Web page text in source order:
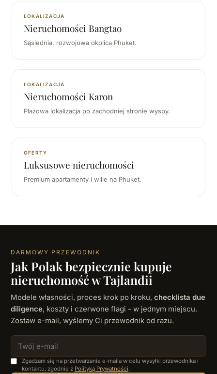
LOKALIZACJA
Nieruchomości Bangtao
Sąsiednia, rozwojowa okolica Phuket.
LOKALIZACJA
Nieruchomości Karon
Plażowa lokalizacja po zachodniej stronie wyspy.
OFERTY
Luksusowe nieruchomości
Premium apartamenty i wille na Phuket.
DARMOWY PRZEWODNIK
Jak Polak bezpiecznie kupuje
nieruchomość w Tajlandii
Modele własności, proces krok po kroku, checklista due
diligence, koszty i czerwone flagi - w jednym miejscu.
Zostaw e-mail, wyślemy Ci przewodnik od razu.
Zgadzam się na przetwarzanie e-maila w celu wysyłki przewodnika i
kontaktu, zgodnie z Polityką Prywatności.